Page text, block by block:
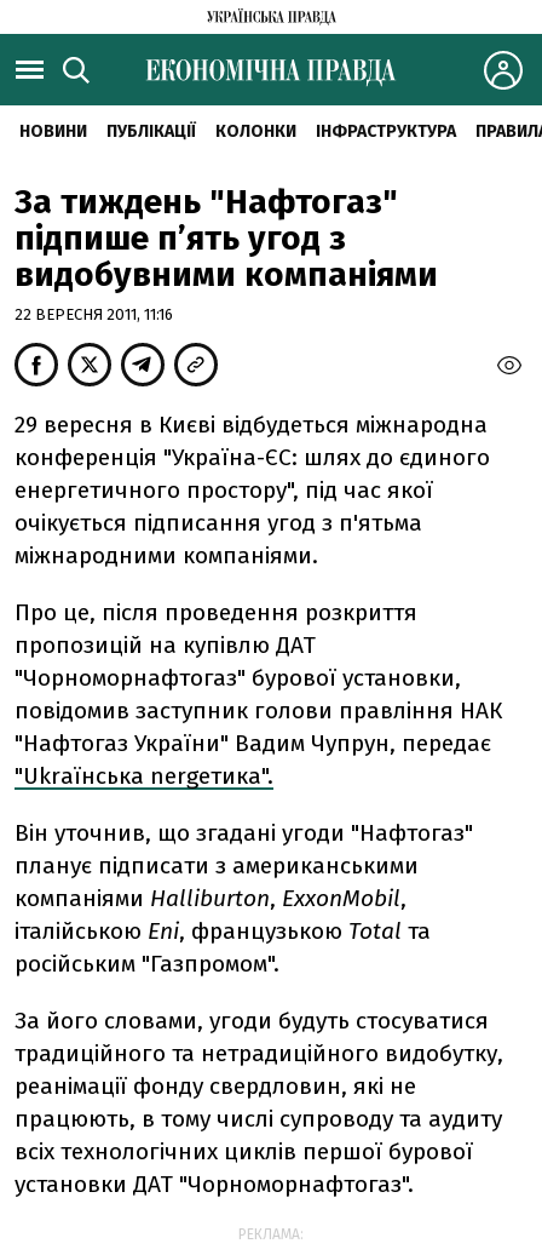
НОВИНИ ПУБЛІКАЦІЇ КОЛОНКИ ІНФРАСТРУКТУРА
За тиждень "Нафтогаз"
підпише п’ять угод з
видобувними компаніями
22 ВЕРЕСНЯ 2011, 11:16
29 вересня в Києві відбудеться міжнародна
конференція "Україна-ЄС: шлях до єдиного
енергетичного простору", під час якої
очікується підписання угод з п'ятьма
міжнародними компаніями.
Про це, після проведення розкриття
пропозицій на купівлю ДАТ
"Чорноморнафтогаз" бурової установки,
повідомив заступник голови правління НАК
"Нафтогаз України" Вадим Чупрун, передає
"Ukrаїнська nergетика".
Він уточнив, що згадані угоди "Нафтогаз"
планує підписати з американськими
компаніями Halliburton, ExxonMobil,
італійською Eni, французькою Total та
російським "Газпромом".
За його словами, угоди будуть стосуватися
традиційного та нетрадиційного видобутку,
реанімації фонду свердловин, які не
працюють, в тому числі супроводу та аудиту
всіх технологічних циклів першої бурової
установки ДАТ "Чорноморнафтогаз".
РЕКЛАМА: